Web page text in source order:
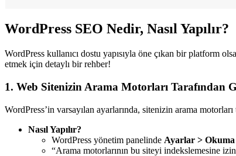
WordPress SEO Nedir, Nasıl Yapılır?
WordPress kullanıcı dostu yapısıyla öne çıkan bir platform
etmek için detaylı bir rehber!
1. Web Sitenizin Arama Motorları Tarafından
WordPress’in varsayılan ayarlarında, sitenizin arama
Nasıl Yapılır?
WordPress yönetim panelinde Ayarlar > Okuma
“Arama motorlarının bu siteyi indekslemesine